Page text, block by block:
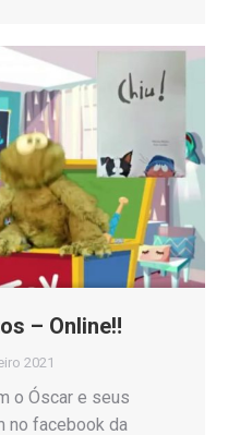
– Online‼
2021
o Óscar e seus
no facebook da